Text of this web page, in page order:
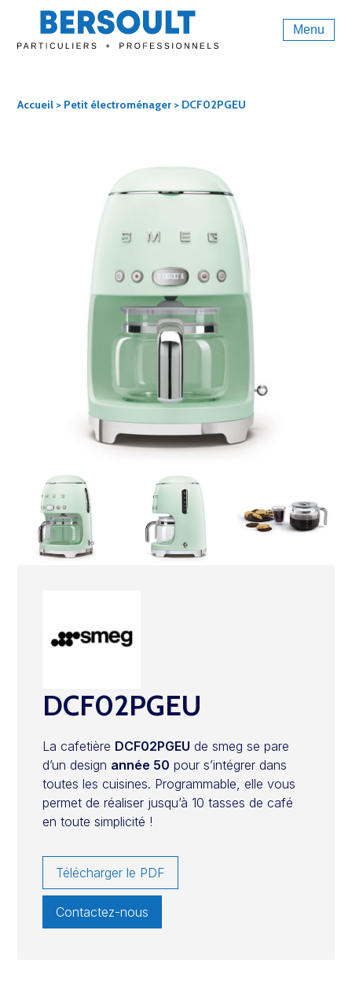
Menu
Accueil > Petit électroménager > DCF02PGEU
DCF02PGEU
La cafetière DCF02PGEU de smeg se pare
d’un design année 50 pour s’intégrer dans
toutes les cuisines. Programmable, elle vous
permet de réaliser jusqu’à 10 tasses de café
en toute simplicité !
Télécharger le PDF
Contactez-nous